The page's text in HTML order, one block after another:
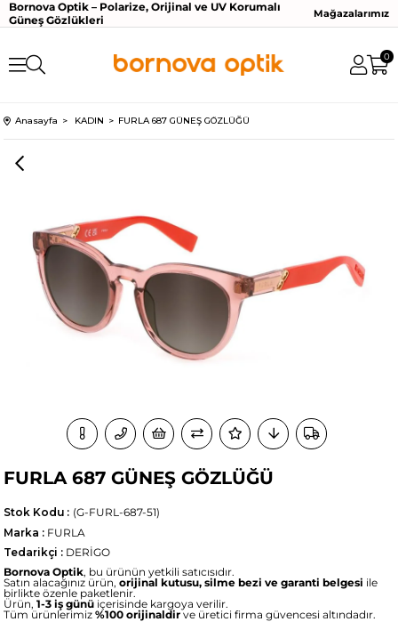
Bornova Optik – Polarize, Orijinal ve UV Korumalı
Güneş Gözlükleri
Mağazalarımız
0
Anasayfa KADIN FURLA 687 GÜNEŞ GÖZLÜĞÜ
FURLA 687 GÜNEŞ GÖZLÜĞÜ
(G-FURL-687-51)
Stok Kodu
Marka : FURLA
Tedarikçi : DERİGO
Bornova Optik, bu ürünün yetkili satıcısıdır.
Satın alacağınız ürün,orijinal kutusu, silme bezi ve garanti belgesi ile
birlikte özenle paketlenir.
Ürün,1-3 iş günü içerisinde kargoya verilir.
Tüm ürünlerimiz%100 orijinaldirve üretici firma güvencesi altındadır.